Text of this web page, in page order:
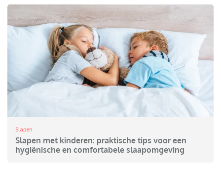
Slapen
Slapen met kinderen: praktische tips voor een
hygiënische en comfortabele slaapomgeving